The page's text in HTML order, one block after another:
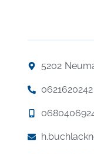
5202
0621620242